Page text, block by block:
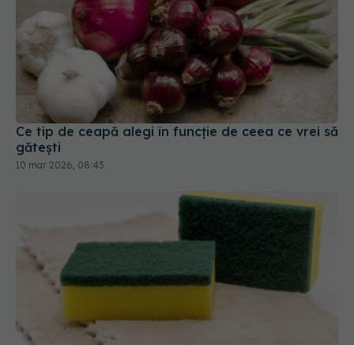
Ce tip de ceapă alegi în funcție de ceea ce vrei să
gătești
10 mar 2026, 08:43